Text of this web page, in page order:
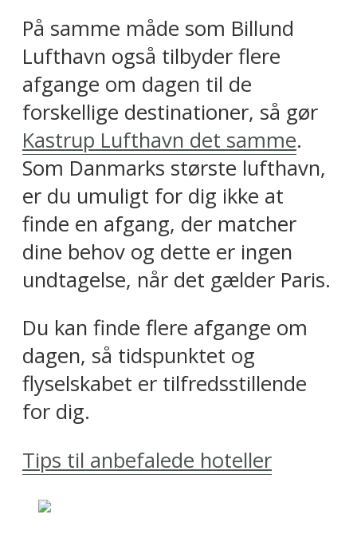
På samme måde som Billund
Lufthavn også tilbyder flere
afgange om dagen til de
forskellige destinationer, så gør
Kastrup Lufthavn det samme.
Som Danmarks største lufthavn,
er du umuligt for dig ikke at
finde en afgang, der matcher
dine behov og dette er ingen
undtagelse, når det gælder Paris.
Du kan finde flere afgange om
dagen, så tidspunktet og
flyselskabet er tilfredsstillende
for dig.
Tips til anbefalede hoteller